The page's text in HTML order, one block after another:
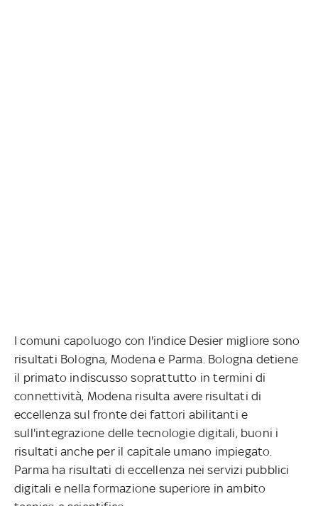
I comuni capoluogo con l'indice Desier migliore sono
risultati Bologna, Modena e Parma. Bologna detiene
il primato indiscusso soprattutto in termini di
connettività, Modena risulta avere risultati di
eccellenza sul fronte dei fattori abilitanti e
sull'integrazione delle tecnologie digitali, buoni i
risultati anche per il capitale umano impiegato.
Parma ha risultati di eccellenza nei servizi pubblici
digitali e nella formazione superiore in ambito